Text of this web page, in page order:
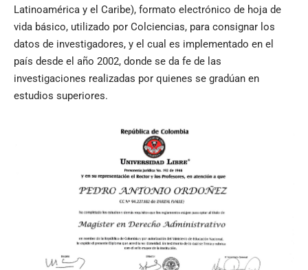
Latinoamérica y el Caribe), formato electrónico de hoja de
vida básico, utilizado por Colciencias, para consignar los
datos de investigadores, y el cual es implementado en el
país desde el año 2002, donde se da fe de las
investigaciones realizadas por quienes se gradúan en
estudios superiores.